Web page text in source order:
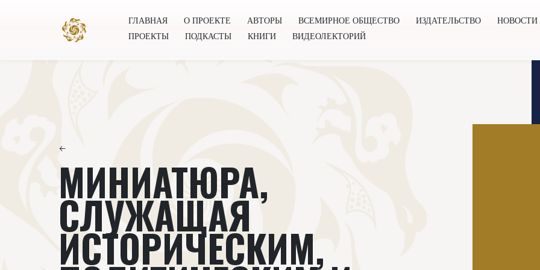
ГЛАВНАЯ О ПРОЕКТЕ АВТОРЫ ВСЕМИРНОЕ ОБЩЕСТВО ИЗДАТЕЛЬСТВО
НОВОСТИ
ПРОЕКТЫ
ПОДКАСТЫ КНИГИ ВИДЕОЛЕКТОРИЙ
←
МИНИАТЮРА,
СЛУЖАЩАЯ
ИСТОРИЧЕСКИМ,